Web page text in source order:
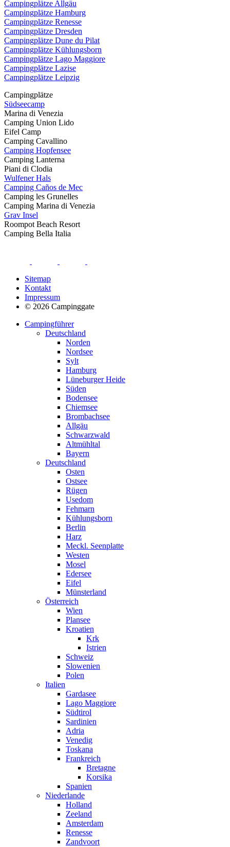
Campingplätze Allgäu
Campingplätze Hamburg
Campingplätze Renesse
Campingplätze Dresden
Campingplätze Dune du Pilat
Campingplätze Kühlungsborn
Campingplätze Lago Maggiore
Campingplätze Lazise
Campingplätze Leipzig
Campingplätze
Südseecamp
Marina di Venezia
Camping Union Lido
Eifel Camp
Camping Cavallino
Camping Hopfensee
Camping Lanterna
Piani di Clodia
Wulfener Hals
Camping Caños de Mec
Camping les Grunelles
Camping Marina di Venezia
Grav Insel
Roompot Beach Resort
Camping Bella Italia
Sitemap
Kontakt
Impressum
© 2026 Campinggate
Campingführer
Deutschland
Norden
Nordsee
Sylt
Hamburg
Lüneburger Heide
Süden
Bodensee
Chiemsee
Brombachsee
Allgäu
Schwarzwald
Altmühltal
Bayern
Deutschland
Osten
Ostsee
Rügen
Usedom
Fehmarn
Kühlungsborn
Berlin
Harz
Meckl. Seenplatte
Westen
Mosel
Edersee
Eifel
Münsterland
Österreich
Wien
Plansee
Kroatien
Krk
Istrien
Schweiz
Slowenien
Polen
Italien
Gardasee
Lago Maggiore
Südtirol
Sardinien
Adria
Venedig
Toskana
Frankreich
Bretagne
Korsika
Spanien
Niederlande
Holland
Zeeland
Amsterdam
Renesse
Zandvoort